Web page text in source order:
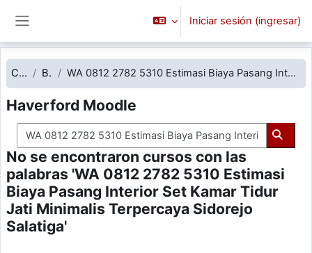
Iniciar sesión (ingresar)
Cursos Buscar WA 0812 2782 5310 Estimasi Biaya Pasang Interior Set Kamar Tidur Jati Minimalis Terpercaya Sidorejo Salatiga
Haverford Moodle
Buscar cursos
No se encontraron cursos con las
palabras 'WA 0812 2782 5310 Estimasi
Biaya Pasang Interior Set Kamar Tidur
Jati Minimalis Terpercaya Sidorejo
Salatiga'